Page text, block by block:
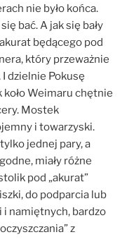
nie było końca.
bać. A jak się bały
będącego pod
który przeważnie
I dzielnie Pokusę
koło Weimaru chętnie
Mostek
i towarzyski.
jednej pary, a
miały różne
pod „akurat”
do podparcia lub
i namiętnych, bardzo
z